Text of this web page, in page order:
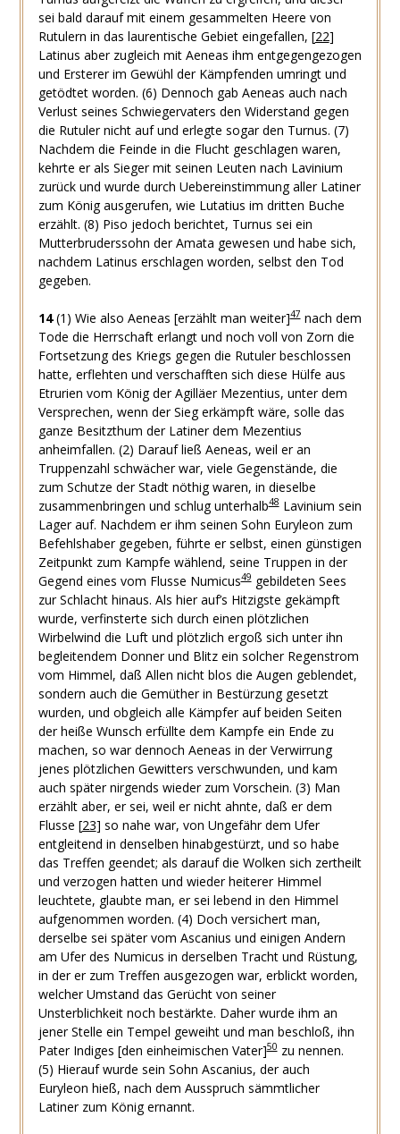
sei bald darauf mit einem gesammelten Heere von
Rutulern in das laurentische Gebiet eingefallen, [22]
Latinus aber zugleich mit Aeneas ihm entgegengezogen
und Ersterer im Gewühl der Kämpfenden umringt und
getödtet worden. (6) Dennoch gab Aeneas auch nach
Verlust seines Schwiegervaters den Widerstand gegen
die Rutuler nicht auf und erlegte sogar den Turnus. (7)
Nachdem die Feinde in die Flucht geschlagen waren,
kehrte er als Sieger mit seinen Leuten nach Lavinium
zurück und wurde durch Uebereinstimmung aller Latiner
zum König ausgerufen, wie Lutatius im dritten Buche
erzählt. (8) Piso jedoch berichtet, Turnus sei ein
Mutterbruderssohn der Amata gewesen und habe sich,
nachdem Latinus erschlagen worden, selbst den Tod
gegeben.
14 (1) Wie also Aeneas [erzählt man weiter]47nach dem
Tode die Herrschaft erlangt und noch voll von Zorn die
Fortsetzung des Kriegs gegen die Rutuler beschlossen
hatte, erflehten und verschafften sich diese Hülfe aus
Etrurien vom König der Agilläer Mezentius, unter dem
Versprechen, wenn der Sieg erkämpft wäre, solle das
ganze Besitzthum der Latiner dem Mezentius
anheimfallen. (2) Darauf ließ Aeneas, weil er an
Truppenzahl schwächer war, viele Gegenstände, die
zum Schutze der Stadt nöthig waren, in dieselbe
zusammenbringen und schlug unterhalb48Lavinium sein
Lager auf. Nachdem er ihm seinen Sohn Euryleon zum
Befehlshaber gegeben, führte er selbst, einen günstigen
Zeitpunkt zum Kampfe wählend, seine Truppen in der
Gegend eines vom Flusse Numicus49gebildeten Sees
zur Schlacht hinaus. Als hier auf’s Hitzigste gekämpft
wurde, verfinsterte sich durch einen plötzlichen
Wirbelwind die Luft und plötzlich ergoß sich unter ihn
begleitendem Donner und Blitz ein solcher Regenstrom
vom Himmel, daß Allen nicht blos die Augen geblendet,
sondern auch die Gemüther in Bestürzung gesetzt
wurden, und obgleich alle Kämpfer auf beiden Seiten
der heiße Wunsch erfüllte dem Kampfe ein Ende zu
machen, so war dennoch Aeneas in der Verwirrung
jenes plötzlichen Gewitters verschwunden, und kam
auch später nirgends wieder zum Vorschein. (3) Man
erzählt aber, er sei, weil er nicht ahnte, daß er dem
Flusse [23] so nahe war, von Ungefähr dem Ufer
entgleitend in denselben hinabgestürzt, und so habe
das Treffen geendet; als darauf die Wolken sich zertheilt
und verzogen hatten und wieder heiterer Himmel
leuchtete, glaubte man, er sei lebend in den Himmel
aufgenommen worden. (4) Doch versichert man,
derselbe sei später vom Ascanius und einigen Andern
am Ufer des Numicus in derselben Tracht und Rüstung,
in der er zum Treffen ausgezogen war, erblickt worden,
welcher Umstand das Gerücht von seiner
Unsterblichkeit noch bestärkte. Daher wurde ihm an
jener Stelle ein Tempel geweiht und man beschloß, ihn
Pater Indiges [den einheimischen Vater]50zu nennen.
(5) Hierauf wurde sein Sohn Ascanius, der auch
Euryleon hieß, nach dem Ausspruch sämmtlicher
Latiner zum König ernannt.